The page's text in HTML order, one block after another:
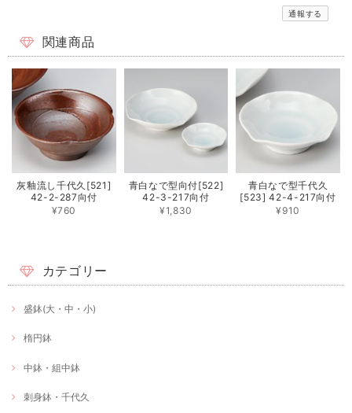
通報する
関連商品
灰釉流し千代久[521]
42-2-287向付
¥760
青白なで型向付[522]
42-3-217向付
¥1,830
青白なで型千代久
[523] 42-4-217向付
¥910
カテゴリー
盛鉢(大・中・小)
楕円鉢
中鉢・組中鉢
刺身鉢・千代久